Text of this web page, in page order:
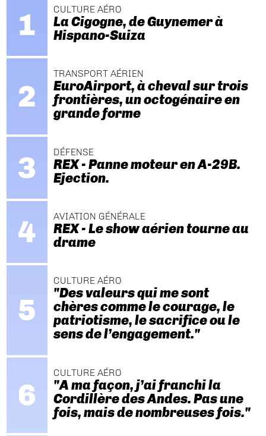
CULTURE AÉRO
La Cigogne, de Guynemer à
Hispano-Suiza
TRANSPORT AÉRIEN
EuroAirport, à cheval sur trois
frontières, un octogénaire en
grande forme
DÉFENSE
REX - Panne moteur en A-29B.
Ejection.
AVIATION GÉNÉRALE
REX - Le show aérien tourne au
drame
CULTURE AÉRO
"Des valeurs qui me sont
chères comme le courage, le
patriotisme, le sacrifice ou le
sens de l’engagement."
CULTURE AÉRO
"A ma façon, j’ai franchi la
Cordillère des Andes. Pas une
fois, mais de nombreuses fois."